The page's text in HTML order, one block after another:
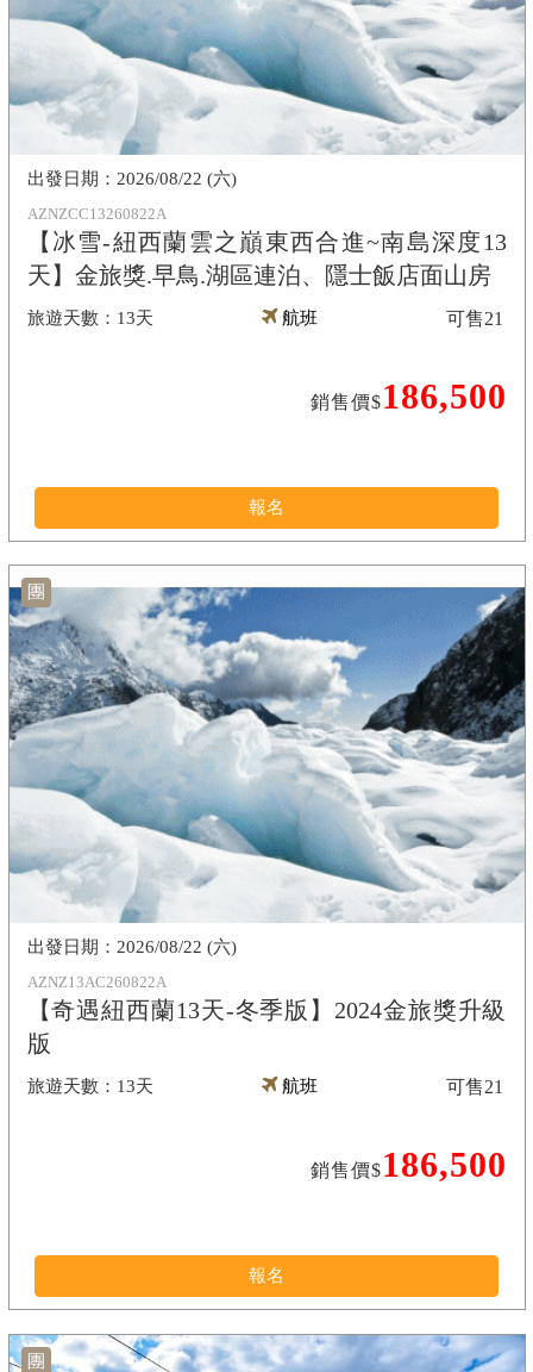
AZNZCC13260822A
【冰雪-紐西蘭雲之巔東西合進~南島深度13
天】金旅獎.早鳥.湖區連泊、隱士飯店面山房
13天
2026/08/22 (六)
航班
銷售價$186,500
可售21
報名
團
AZNZ13AC260822A
【奇遇紐西蘭13天-冬季版】2024金旅獎升級
版
13天
2026/08/22 (六)
航班
銷售價$186,500
可售21
報名
團